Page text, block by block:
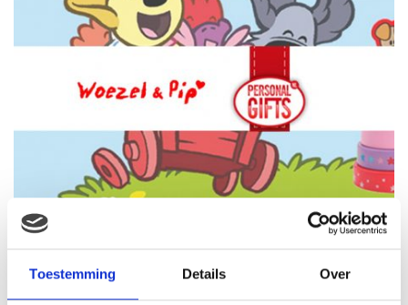
Toestemming Details Over
WOEZEL & PIP
Ga naar webshop